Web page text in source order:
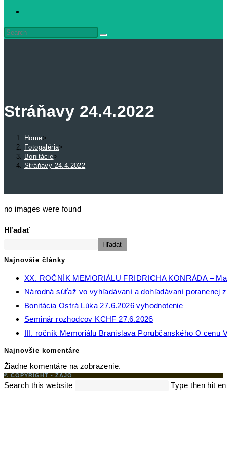
Stráňavy 24.4.2022
Home>
Fotogaléria>
Bonitácie>
Stráňavy 24.4.2022
no images were found
Hľadať
Hľadať
Najnovšie články
XX. ROČNÍK MEMORIÁLU FRIDRICHA KONRÁDA –
Národná súťaž vo vyhľadávaní a dohľadávaní poranenej
Bonitácia Ostrá Lúka 27.6.2026 vyhodnotenie
Seminár rozhodcov KCHF 27.6.2026
III. ročník Memoriálu Branislava Porubčanského O cenu
Najnovšie komentáre
Žiadne komentáre na zobrazenie.
© COPYRIGHT - ZAJO
Search this website Type then hit